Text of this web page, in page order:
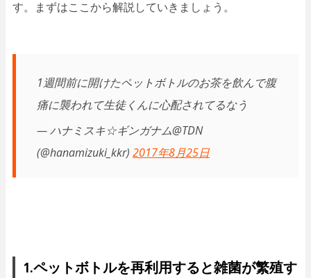
す。まずはここから解説していきましょう。
1週間前に開けたペットボトルのお茶を飲んで腹
痛に襲われて生徒くんに心配されてるなう
— ハナミスキ☆ギンガナム@TDN
(@hanamizuki_kkr) 2017年8月25日
1.ペットボトルを再利用すると雑菌が繁殖す